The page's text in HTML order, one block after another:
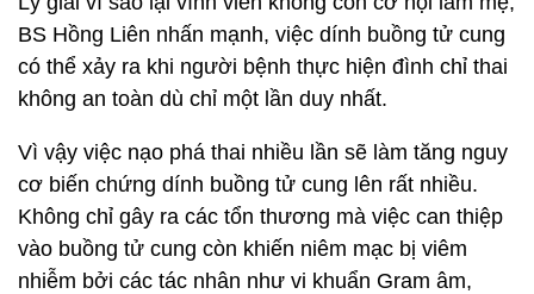
BS Hồng Liên nhấn mạnh, việc dính buồng tử cung
có thể xảy ra khi người bệnh thực hiện đình chỉ thai
không an toàn dù chỉ một lần duy nhất.
Vì vậy việc nạo phá thai nhiều lần sẽ làm tăng nguy
cơ biến chứng dính buồng tử cung lên rất nhiều.
Không chỉ gây ra các tổn thương mà việc can thiệp
vào buồng tử cung còn khiến niêm mạc bị viêm
nhiễm bởi các tác nhân như vi khuẩn Gram âm,